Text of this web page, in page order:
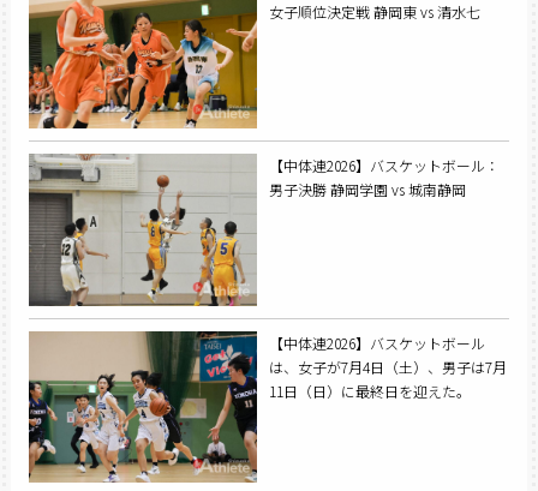
女子順位決定戦 静岡東 vs 清水七
【中体連2026】バスケットボール：
男子決勝 静岡学園 vs 城南静岡
【中体連2026】バスケットボール
は、女子が7月4日（土）、男子は7月
11日（日）に最終日を迎えた。